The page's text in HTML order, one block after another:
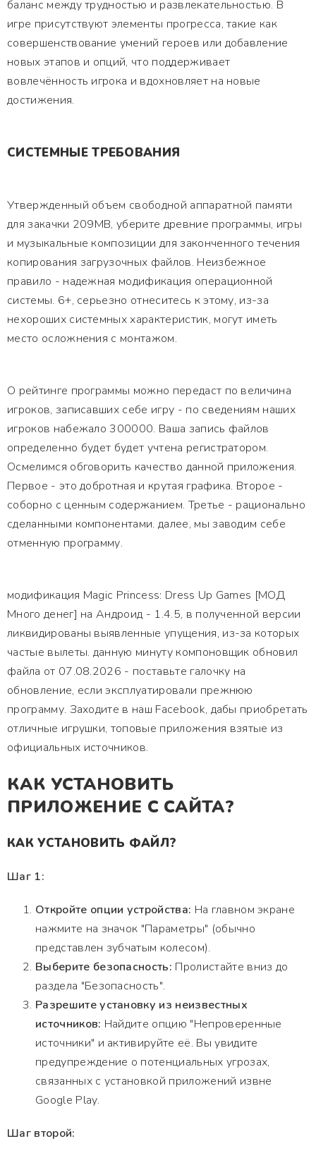
баланс между трудностью и развлекательностью. В
игре присутствуют элементы прогресса, такие как
совершенствование умений героев или добавление
новых этапов и опций, что поддерживает
вовлечённость игрока и вдохновляет на новые
достижения.
СИСТЕМНЫЕ ТРЕБОВАНИЯ
Утвержденный объем свободной аппаратной памяти
для закачки 209MB, уберите древние программы, игры
и музыкальные композиции для законченного течения
копирования загрузочных файлов. Неизбежное
правило - надежная модификация операционной
системы. 6+, серьезно отнеситесь к этому, из-за
нехороших системных характеристик, могут иметь
место осложнения с монтажом.
О рейтинге программы можно передаст по величина
игроков, записавших себе игру - по сведениям наших
игроков набежало 300000. Ваша запись файлов
определенно будет будет учтена регистратором.
Осмелимся обговорить качество данной приложения.
Первое - это добротная и крутая графика. Второе -
соборно с ценным содержанием. Третье - рационально
сделанными компонентами. далее, мы заводим себе
отменную программу.
модификация Magic Princess: Dress Up Games [МОД
Много денег] на Андроид - 1.4.5, в полученной версии
ликвидированы выявленные упущения, из-за которых
частые вылеты. данную минуту компоновщик обновил
файла от 07.08.2026 - поставьте галочку на
обновление, если эксплуатировали прежнюю
программу. Заходите в наш Facebook, дабы приобретать
отличные игрушки, топовые приложения взятые из
официальных источников.
КАК УСТАНОВИТЬ
ПРИЛОЖЕНИЕ С САЙТА?
КАК УСТАНОВИТЬ ФАЙЛ?
Шаг 1:
Откройте опции устройства: На главном экране
нажмите на значок "Параметры" (обычно
представлен зубчатым колесом).
Выберите безопасность: Пролистайте вниз до
раздела "Безопасность".
Разрешите установку из неизвестных
источников: Найдите опцию "Непроверенные
источники" и активируйте её. Вы увидите
предупреждение о потенциальных угрозах,
связанных с установкой приложений извне
Google Play.
Шаг второй: